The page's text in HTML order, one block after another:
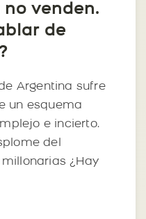
venden.
de
Argentina sufre
un esquema
e incierto.
del
¿Hay